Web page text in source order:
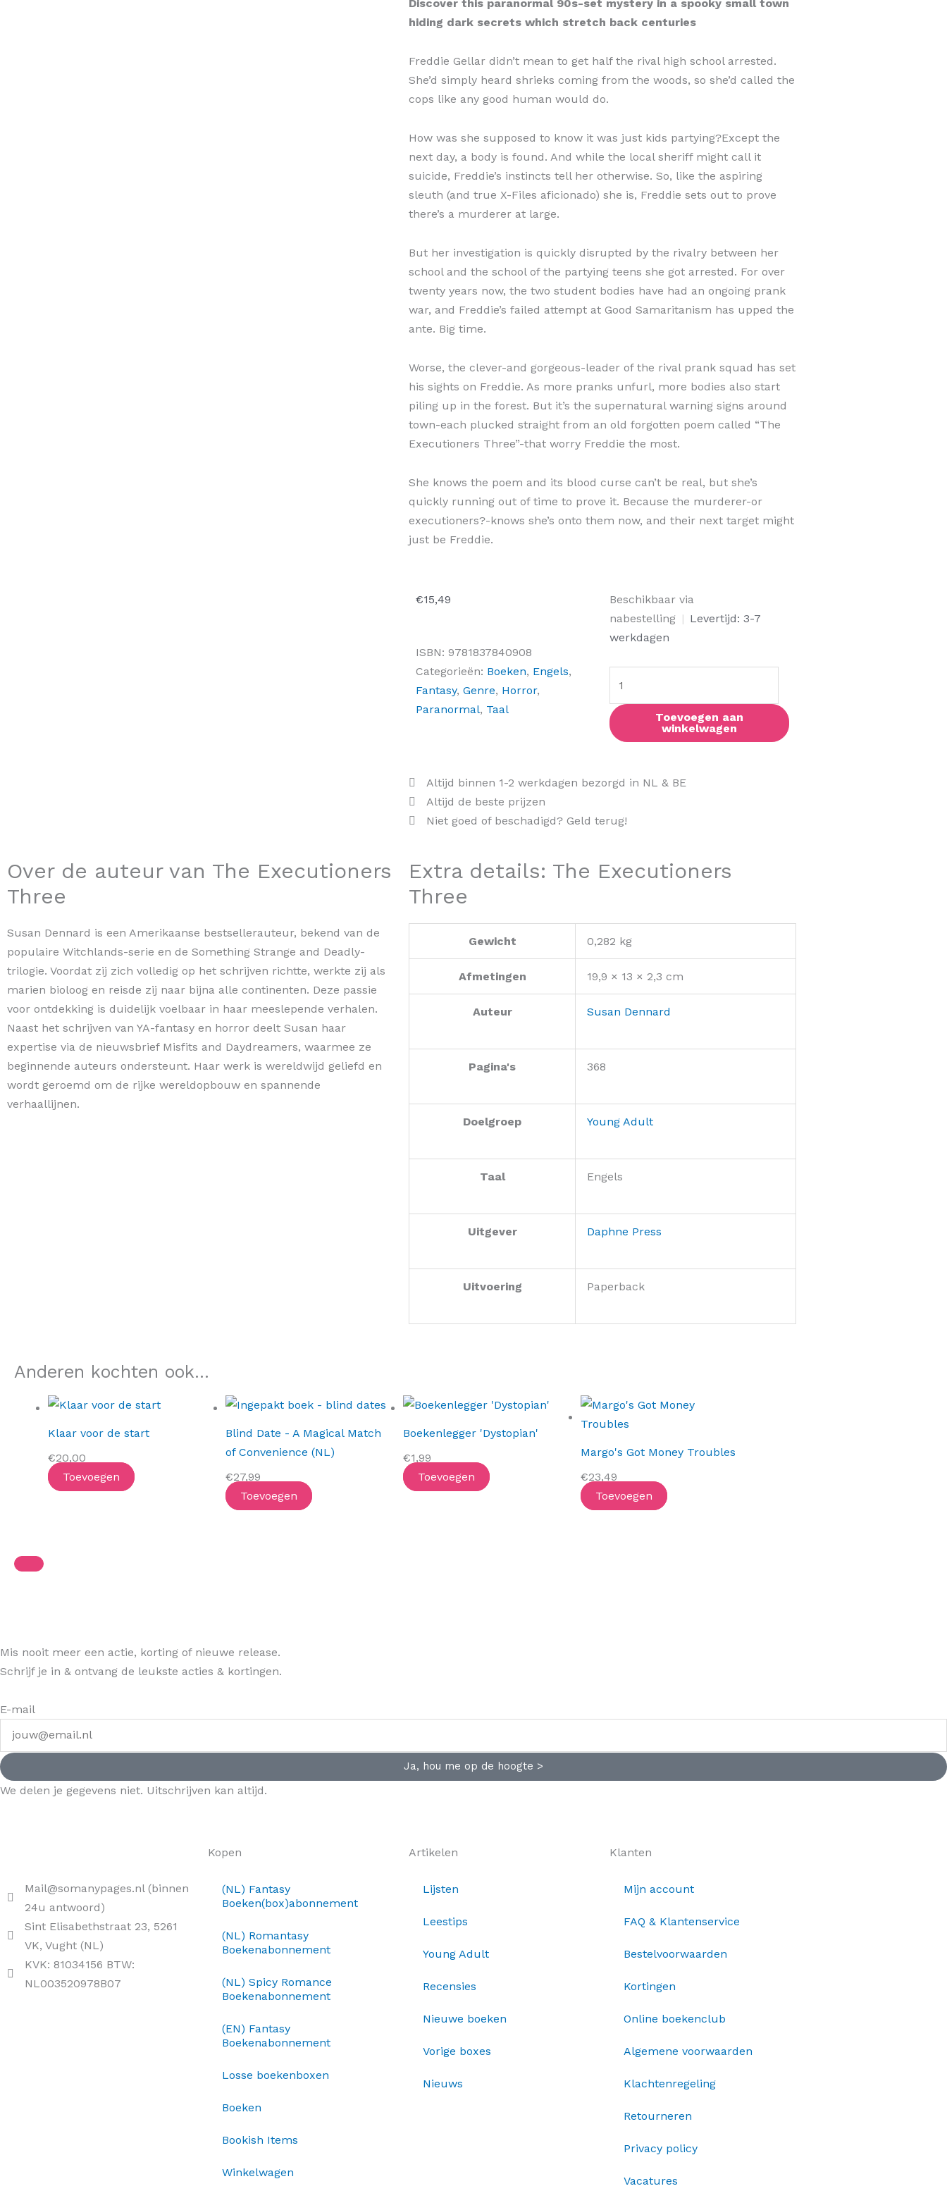
Discover this paranormal 90s-set mystery in a spooky small town
hiding dark secrets which stretch back centuries
Freddie Gellar didn’t mean to get half the rival high school arrested.
She’d simply heard shrieks coming from the woods, so she’d called the
cops like any good human would do.
How was she supposed to know it was just kids partying?Except the
next day, a body is found. And while the local sheriff might call it
suicide, Freddie’s instincts tell her otherwise. So, like the aspiring
sleuth (and true X-Files aficionado) she is, Freddie sets out to prove
there’s a murderer at large.
But her investigation is quickly disrupted by the rivalry between her
school and the school of the partying teens she got arrested. For over
twenty years now, the two student bodies have had an ongoing prank
war, and Freddie’s failed attempt at Good Samaritanism has upped the
ante. Big time.
Worse, the clever-and gorgeous-leader of the rival prank squad has set
his sights on Freddie. As more pranks unfurl, more bodies also start
piling up in the forest. But it’s the supernatural warning signs around
town-each plucked straight from an old forgotten poem called “The
Executioners Three”-that worry Freddie the most.
She knows the poem and its blood curse can’t be real, but she’s
quickly running out of time to prove it. Because the murderer-or
executioners?-knows she’s onto them now, and their next target might
just be Freddie.
€15,49
ISBN: 9781837840908
Categorieën: Boeken, Engels,
Fantasy, Genre, Horror,
Paranormal, Taal
Beschikbaar via
nabestelling | Levertijd: 3-7
werkdagen
The
Executioners
Three
Toevoegen aan
winkelwagen
Altijd binnen 1-2 werkdagen bezorgd in NL & BE
Altijd de beste prijzen
Niet goed of beschadigd? Geld terug!
Over de auteur van The Executioners
Three
Susan Dennard is een Amerikaanse bestsellerauteur, bekend van de
populaire Witchlands-serie en de Something Strange and Deadly-
trilogie. Voordat zij zich volledig op het schrijven richtte, werkte zij als
marien bioloog en reisde zij naar bijna alle continenten. Deze passie
voor ontdekking is duidelijk voelbaar in haar meeslepende verhalen.
Naast het schrijven van YA-fantasy en horror deelt Susan haar
expertise via de nieuwsbrief Misfits and Daydreamers, waarmee ze
beginnende auteurs ondersteunt. Haar werk is wereldwijd geliefd en
wordt geroemd om de rijke wereldopbouw en spannende
verhaallijnen.
Extra details: The Executioners
Three
Gewicht 0,282 kg
Afmetingen 19,9 × 13 × 2,3 cm
Auteur Susan Dennard
Pagina's 368
Doelgroep Young Adult
Taal Engels
Uitgever Daphne Press
Uitvoering Paperback
Anderen kochten ook...
Klaar voor de start
€20,00
Toevoegen
Blind Date - A Magical Match
of Convenience (NL)
€27,99
Toevoegen
Boekenlegger 'Dystopian'
€1,99
Toevoegen
Margo's Got Money Troubles
€23,49
Toevoegen
Mis nooit meer een actie, korting of nieuwe release.
Schrijf je in & ontvang de leukste acties & kortingen.
E-mail
Ja, hou me op de hoogte >
We delen je gegevens niet. Uitschrijven kan altijd.
Mail@somanypages.nl (binnen
24u antwoord)
Sint Elisabethstraat 23, 5261
VK, Vught (NL)
KVK: 81034156 BTW:
NL003520978B07
Kopen
(NL) Fantasy
Boeken(box)abonnement
(NL) Romantasy
Boekenabonnement
(NL) Spicy Romance
Boekenabonnement
(EN) Fantasy
Boekenabonnement
Losse boekenboxen
Boeken
Bookish Items
Winkelwagen
Artikelen
Lijsten
Leestips
Young Adult
Recensies
Nieuwe boeken
Vorige boxes
Nieuws
Klanten
Mijn account
FAQ & Klantenservice
Bestelvoorwaarden
Kortingen
Online boekenclub
Algemene voorwaarden
Klachtenregeling
Retourneren
Privacy policy
Vacatures